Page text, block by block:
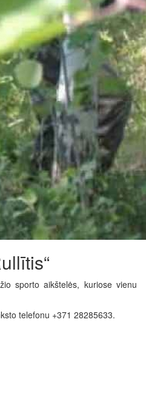
sporto aikštelės, kuriose vienu
telefonu +371 28285633.